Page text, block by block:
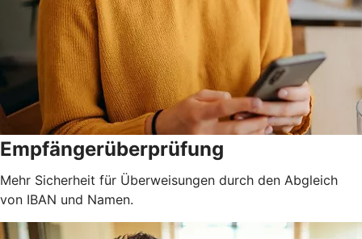
Empfängerüberprüfung
Mehr Sicherheit für Überweisungen durch den Abgleich
von IBAN und Namen.